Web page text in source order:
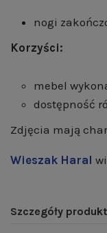
nogi
Korzyści:
mebel
dostępność
Zdjęcia mają
Wieszak Haral
Szczegóły